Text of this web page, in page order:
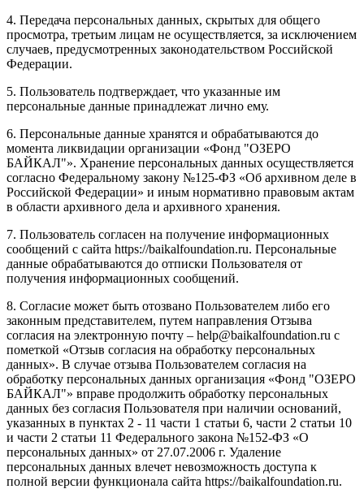
4. Передача персональных данных, скрытых для общего
просмотра, третьим лицам не осуществляется, за исключением
случаев, предусмотренных законодательством Российской
Федерации.
5. Пользователь подтверждает, что указанные им
персональные данные принадлежат лично ему.
6. Персональные данные хранятся и обрабатываются до
момента ликвидации организации «Фонд "ОЗЕРО
БАЙКАЛ"». Хранение персональных данных осуществляется
согласно Федеральному закону №125-ФЗ «Об архивном деле в
Российской Федерации» и иным нормативно правовым актам
в области архивного дела и архивного хранения.
7. Пользователь согласен на получение информационных
сообщений с сайта https://baikalfoundation.ru. Персональные
данные обрабатываются до отписки Пользователя от
получения информационных сообщений.
8. Согласие может быть отозвано Пользователем либо его
законным представителем, путем направления Отзыва
согласия на электронную почту – help@baikalfoundation.ru с
пометкой «Отзыв согласия на обработку персональных
данных». В случае отзыва Пользователем согласия на
обработку персональных данных организация «Фонд "ОЗЕРО
БАЙКАЛ"» вправе продолжить обработку персональных
данных без согласия Пользователя при наличии оснований,
указанных в пунктах 2 - 11 части 1 статьи 6, части 2 статьи 10
и части 2 статьи 11 Федерального закона №152-ФЗ «О
персональных данных» от 27.07.2006 г. Удаление
персональных данных влечет невозможность доступа к
полной версии функционала сайта https://baikalfoundation.ru.